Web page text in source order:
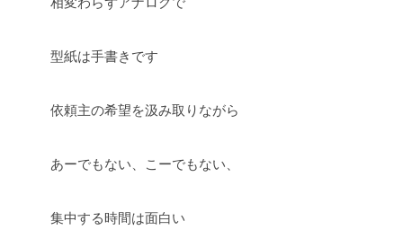
型紙は手書きです
依頼主の希望を汲み取りながら
あーでもない、こーでもない、
集中する時間は面白い